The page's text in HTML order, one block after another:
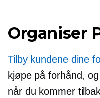
Organiser
Tilby kundene dine
kjøpe på forhånd,
når du kommer